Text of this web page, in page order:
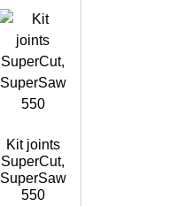
Kit joints
SuperCut,
SuperSaw
550